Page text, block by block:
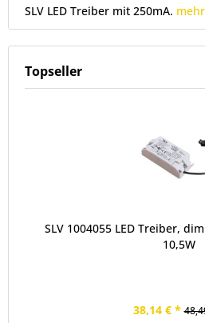
SLV LED Treiber mit 250mA.
Topseller
SLV 1004055 LED Treiber,
10,5W
38,14 € *